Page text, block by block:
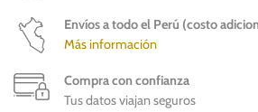
Envíos a todo el Perú (costo
Más información
Compra con confianza
Tus datos viajan seguros